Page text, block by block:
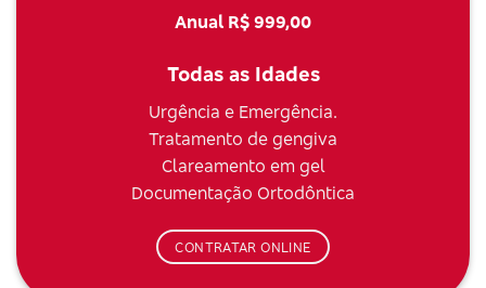
Anual R$ 999,00
Todas as Idades
Urgência e Emergência.
Tratamento de gengiva
Clareamento em gel
Documentação Ortodôntica
CONTRATAR ONLINE